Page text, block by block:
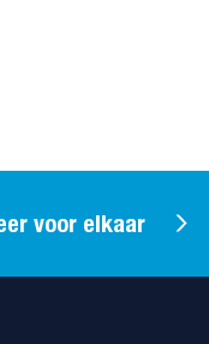
voor elkaar